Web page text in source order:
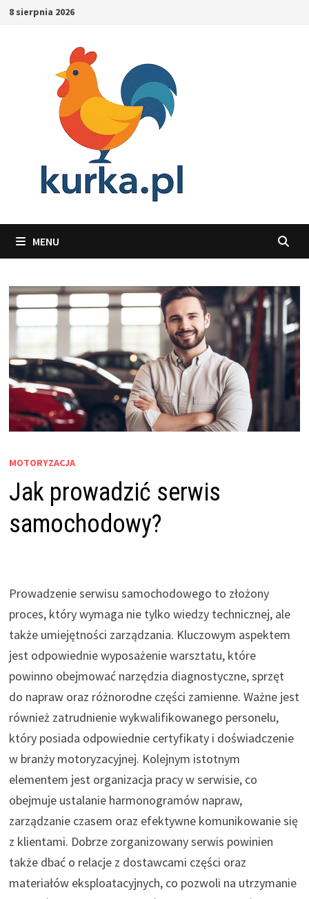
Skip8 sierpnia 2026
MENU
MOTORYZACJA
Jak prowadzić serwis
samochodowy?
Prowadzenie serwisu samochodowego to złożony
proces, który wymaga nie tylko wiedzy technicznej, ale
także umiejętności zarządzania. Kluczowym aspektem
jest odpowiednie wyposażenie warsztatu, które
powinno obejmować narzędzia diagnostyczne, sprzęt
do napraw oraz różnorodne części zamienne. Ważne jest
również zatrudnienie wykwalifikowanego personelu,
który posiada odpowiednie certyfikaty i doświadczenie
w branży motoryzacyjnej. Kolejnym istotnym
elementem jest organizacja pracy w serwisie, co
obejmuje ustalanie harmonogramów napraw,
zarządzanie czasem oraz efektywne komunikowanie się
z klientami. Dobrze zorganizowany serwis powinien
także dbać o relacje z dostawcami części oraz
materiałów eksploatacyjnych, co pozwoli na utrzymanie